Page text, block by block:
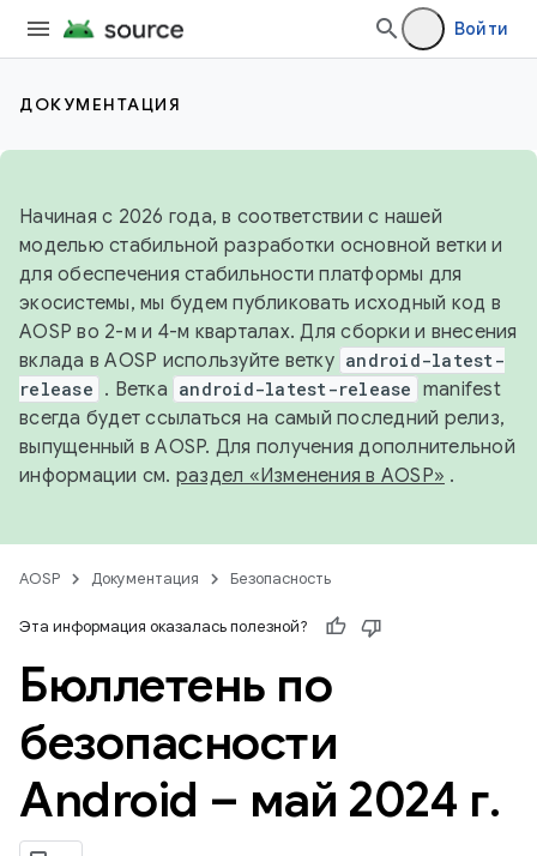
Войти
ДОКУМЕНТАЦИЯ
Начиная с 2026 года, в соответствии с нашей
моделью стабильной разработки основной ветки и
для обеспечения стабильности платформы для
экосистемы, мы будем публиковать исходный код в
AOSP во 2-м и 4-м кварталах. Для сборки и внесения
вклада в AOSP используйте ветку android-latest-
release . Ветка android-latest-release manifest
всегда будет ссылаться на самый последний релиз,
выпущенный в AOSP. Для получения дополнительной
информации см. раздел «Изменения в AOSP» .
AOSP Документация Безопасность
Эта информация оказалась полезной?
Бюллетень по
безопасности
Android – май 2024 г.